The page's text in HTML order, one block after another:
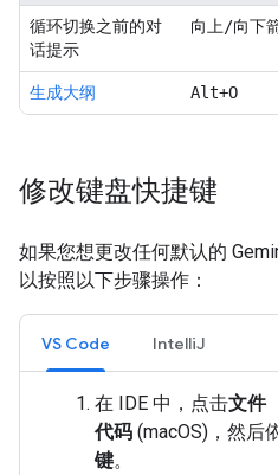
循环切换之前的对
话提示
向上/向下
生成大纲 Alt+O
修改键盘快捷键
如果您想更改任何默认的
以按照以下步骤操作：
VS Code IntelliJ
在 IDE 中，点击文件
代码 (macOS)，然后
键。